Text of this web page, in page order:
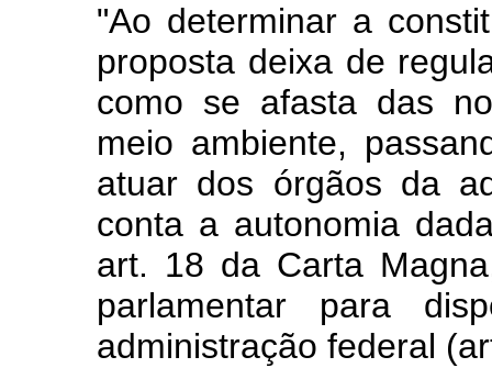
"Ao determinar a
proposta deixa de
como se afasta das
meio ambiente,
atuar dos órgãos da
conta a autonomia
art. 18 da Carta
parlamentar para
administração federal